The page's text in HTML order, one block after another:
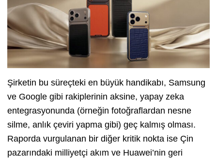
Şirketin bu süreçteki en büyük handikabı, Samsung
ve Google gibi rakiplerinin aksine, yapay zeka
entegrasyonunda (örneğin fotoğraflardan nesne
silme, anlık çeviri yapma gibi) geç kalmış olması.
Raporda vurgulanan bir diğer kritik nokta ise Çin
pazarındaki milliyetçi akım ve Huawei’nin geri